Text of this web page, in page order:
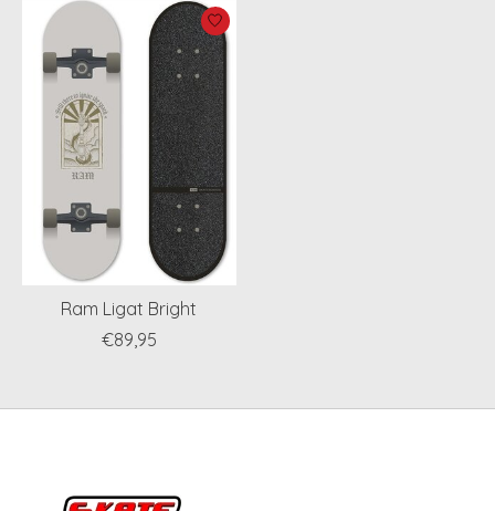
Ram Ligat Bright
€89,95